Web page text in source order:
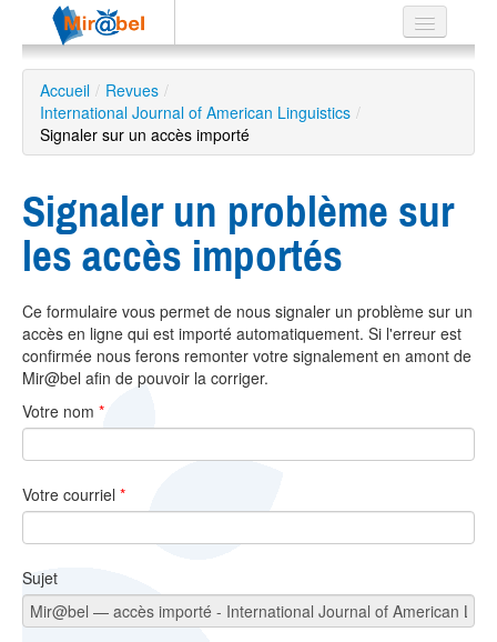
Le réseau
Soutien
Listes
Recherche
EN
ES
Accueil / Revues /
International Journal of American Linguistics /
Signaler sur un accès importé
Signaler un problème sur
les accès importés
Ce formulaire vous permet de nous signaler un problème sur un
accès en ligne qui est importé automatiquement. Si l'erreur est
confirmée nous ferons remonter votre signalement en amont de
Mir@bel afin de pouvoir la corriger.
Votre nom *
Votre courriel *
Sujet